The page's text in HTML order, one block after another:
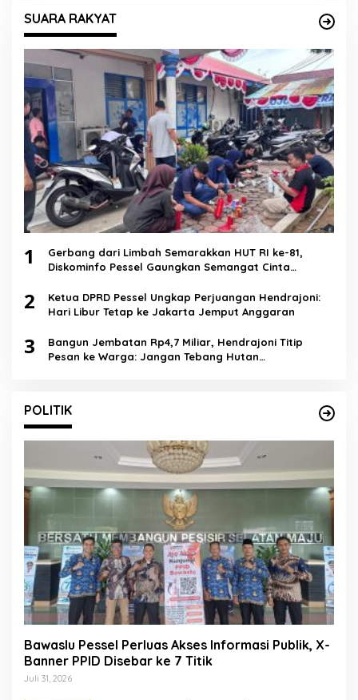
SUARA RAKYAT
1
Gerbang dari Limbah Semarakkan HUT RI ke-81,
Diskominfo Pessel Gaungkan Semangat Cinta
2
Ketua DPRD Pessel Ungkap Perjuangan Hendrajoni:
Hari Libur Tetap ke Jakarta Jemput Anggaran
3
Bangun Jembatan Rp4,7 Miliar, Hendrajoni Titip
Pesan ke Warga: Jangan Tebang Hutan
POLITIK
Bawaslu Pessel Perluas Akses Informasi Publik, X-
Banner PPID Disebar ke 7 Titik
Juli 31, 2026